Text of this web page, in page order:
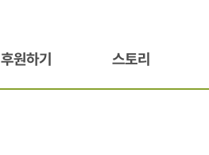
후원하기 스토리